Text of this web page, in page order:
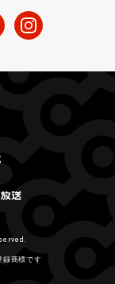
録商標です